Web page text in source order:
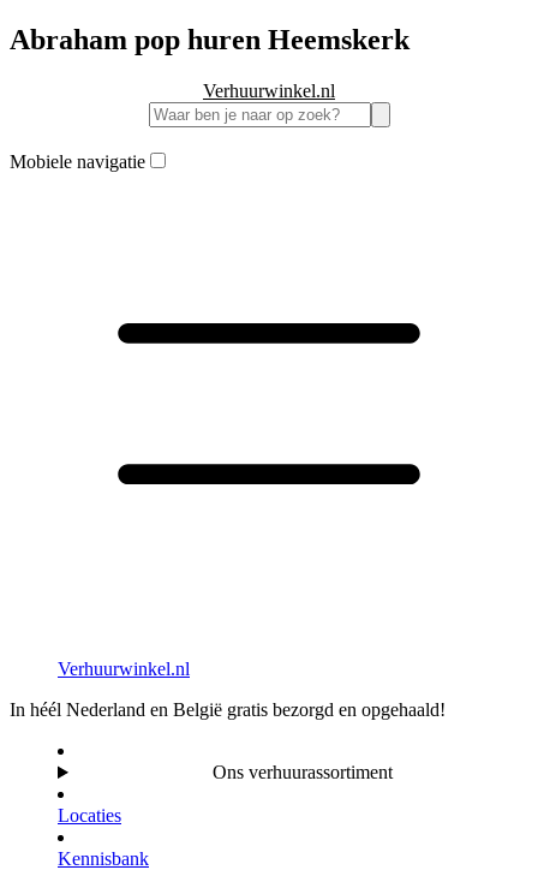
Abraham pop huren Heemskerk
Verhuurwinkel.nl
Mobiele navigatie
Verhuurwinkel.nl
In héél Nederland en België gratis bezorgd en opgehaald!
Ons verhuurassortiment
Locaties
Kennisbank